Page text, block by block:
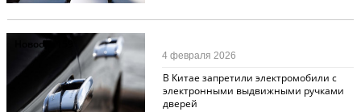
Новости
В Китае запретили электромобили с
электронными выдвижными ручками
дверей
4 февраля 2026